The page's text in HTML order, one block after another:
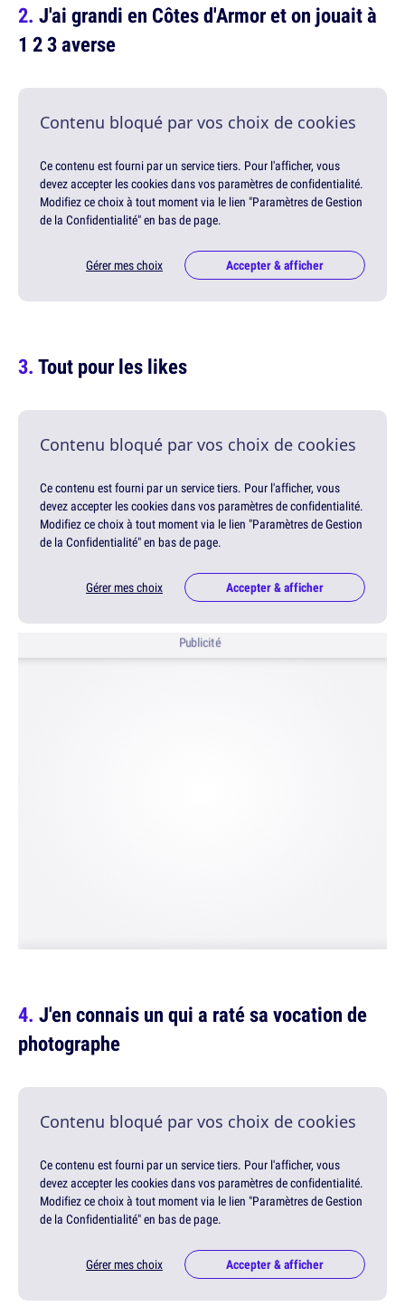
J'ai grandi en Côtes d'Armor et on jouait à
1 2 3 averse
Contenu bloqué par vos choix de cookies
Ce contenu est fourni par un service tiers. Pour l'afficher, vous
devez accepter les cookies dans vos paramètres de confidentialité.
Modifiez ce choix à tout moment via le lien "Paramètres de Gestion
de la Confidentialité" en bas de page.
Gérer mes choix Accepter & afficher
Tout pour les likes
Contenu bloqué par vos choix de cookies
Ce contenu est fourni par un service tiers. Pour l'afficher, vous
devez accepter les cookies dans vos paramètres de confidentialité.
Modifiez ce choix à tout moment via le lien "Paramètres de Gestion
de la Confidentialité" en bas de page.
Gérer mes choix Accepter & afficher
Publicité
J'en connais un qui a raté sa vocation de
photographe
Contenu bloqué par vos choix de cookies
Ce contenu est fourni par un service tiers. Pour l'afficher, vous
devez accepter les cookies dans vos paramètres de confidentialité.
Modifiez ce choix à tout moment via le lien "Paramètres de Gestion
de la Confidentialité" en bas de page.
Gérer mes choix Accepter & afficher